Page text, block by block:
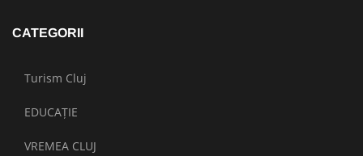
CATEGORII
Turism Cluj
EDUCAȚIE
VREMEA CLUJ